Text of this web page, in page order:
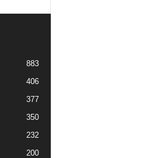
883
406
377
350
232
200